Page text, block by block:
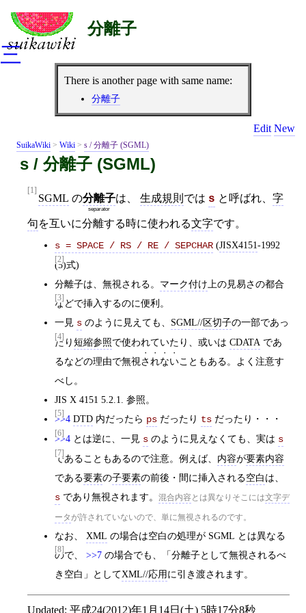
分離子
There is another page with same name:
分離子
Edit New
SuikaWiki > Wiki > s / 分離子 (SGML)
s / 分離子 (SGML)
[1]
SGML の分離子
separator
は、 生成規則 では s と呼ばれ、 字
句を互いに分離する時に使われる文字です。
[2]
s = SPACE / RS / RE / SEPCHAR (JISX4151‐1992
(5)式)
[3]
分離子は、無視される。 マーク付け 上の見易さの都合
などで挿入するのに便利。
[4]
一見 s のように見えても、 SGML//区切子の一部であっ
たり短縮参照で使われていたり、或いは CDATA であ
るなどの理由で無視されないこともある。よく注意す
べし。
[5]
JIS X 4151 5.2.1. 参照。
[6]
>>4 DTD 内だったら ps だったり ts だったり・・・
[7]
>>4 とは逆に、一見 s のように見えなくても、実は s
であることもあるので注意。例えば、 内容が要素内容
である要素の子要素の前後・間に挿入される空白は、
s であり無視されます。 混合内容 とは異なりそこには文字デ
ータが許されていないので、単に無視されるのです。
[8]
なお、 XML の場合は空白の処理が SGML とは異なる
ので、 >>7 の場合でも、「分離子として無視されるべ
き空白」としてXML//応用に引き渡されます。
Updated: 平成24(2012)年1月14日(土) 5時17分8秒
三